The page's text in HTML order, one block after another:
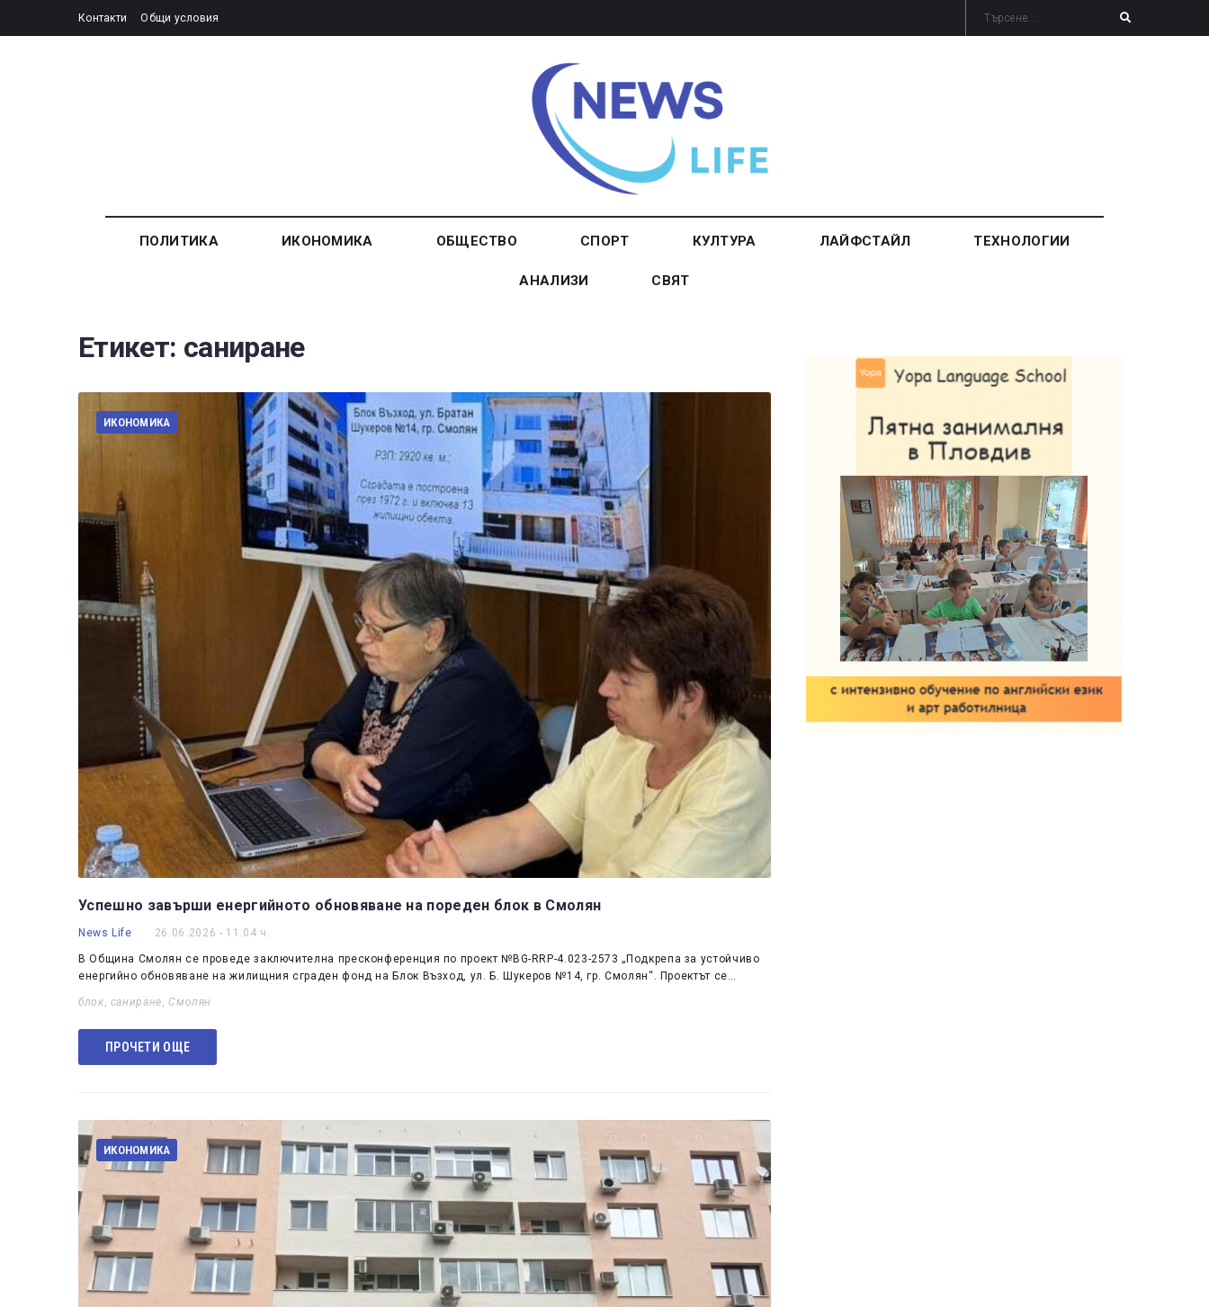
Контакти Общи условия
ПОЛИТИКА ИКОНОМИКА ОБЩЕСТВО СПОРТ КУЛТУРА ЛАЙФСТАЙЛ ТЕХНОЛОГИИ
АНАЛИЗИ СВЯТ
Етикет: саниране
ИКОНОМИКА
Успешно завърши енергийното обновяване на пореден блок в Смолян
News Life 26.06.2026 - 11:04 ч.
В Община Смолян се проведе заключителна пресконференция по проект №BG-RRP-4.023-2573 „Подкрепа за устойчиво
енергийно обновяване на жилищния сграден фонд на Блок Възход, ул. Б. Шукеров №14, гр. Смолян“. Проектът се…
блок, саниране, Смолян
ПРОЧЕТИ ОЩЕ
ИКОНОМИКА